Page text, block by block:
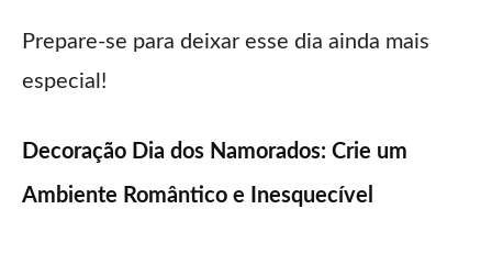
Prepare-se para deixar esse dia ainda mais
especial!
Decoração Dia dos Namorados: Crie um
Ambiente Romântico e Inesquecível